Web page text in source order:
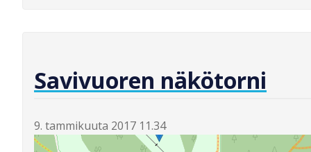
Savivuoren näkötorni
9. tammikuuta 2017 11.34